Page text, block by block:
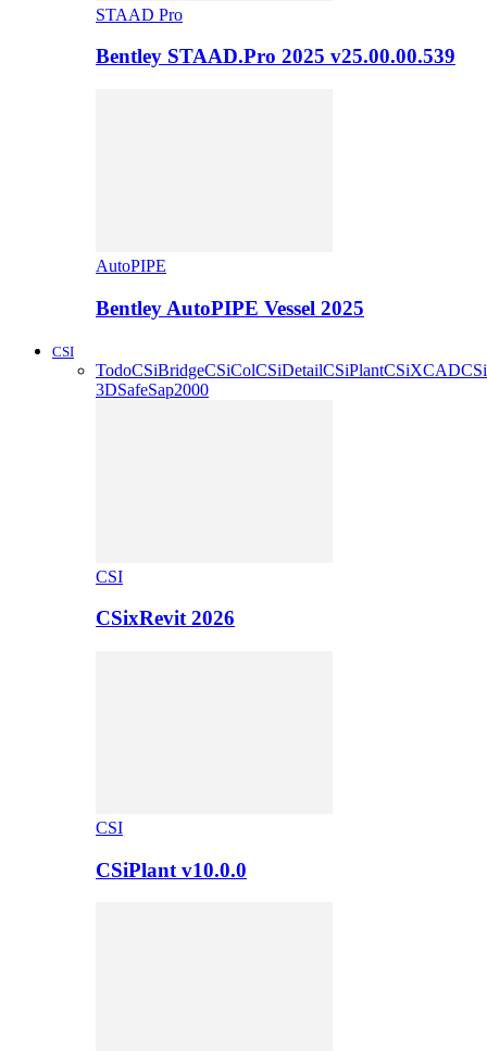
STAAD Pro
Bentley STAAD.Pro 2025 v25.00.00.539
AutoPIPE
Bentley AutoPIPE Vessel 2025
CSI
TodoCSiBridgeCSiColCSiDetailCSiPlantCSiXCAD
3DSafeSap2000
CSI
CSixRevit 2026
CSI
CSiPlant v10.0.0